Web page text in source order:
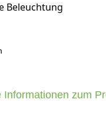
Beleuchtung
Informationen zum